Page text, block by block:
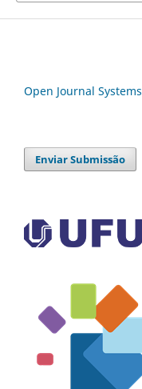
Open Journal Systems
Enviar Submissão